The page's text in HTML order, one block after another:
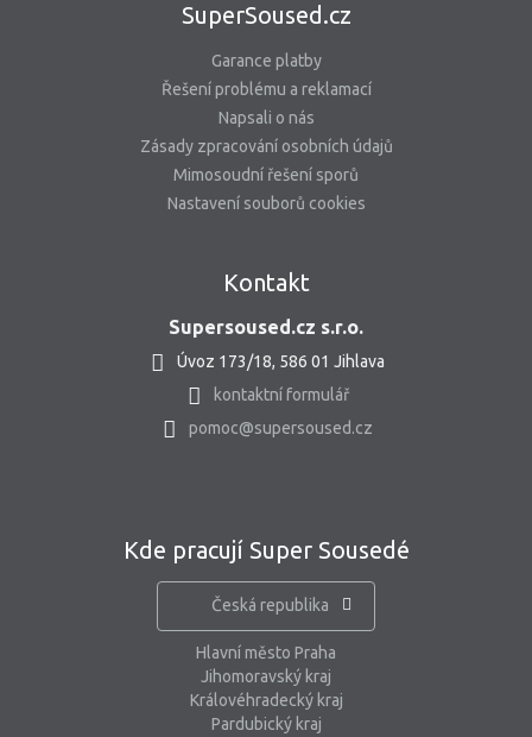
SuperSoused.cz
Garance platby
Řešení problému a reklamací
Napsali o nás
Zásady zpracování osobních údajů
Mimosoudní řešení sporů
Nastavení souborů cookies
Kontakt
Supersoused.cz s.r.o.
Úvoz 173/18, 586 01 Jihlava
kontaktní formulář
pomoc@supersoused.cz
Kde pracují Super Sousedé
Česká republika
Hlavní město Praha
Jihomoravský kraj
Královéhradecký kraj
Pardubický kraj